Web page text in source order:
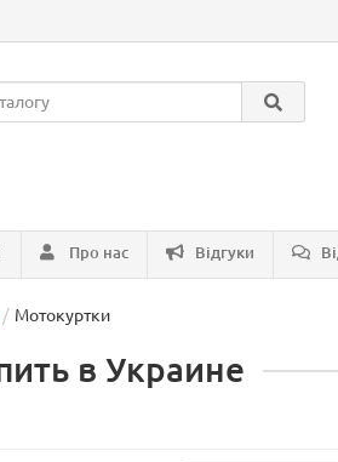
Про нас Відгуки
Мотокуртки
в Украине